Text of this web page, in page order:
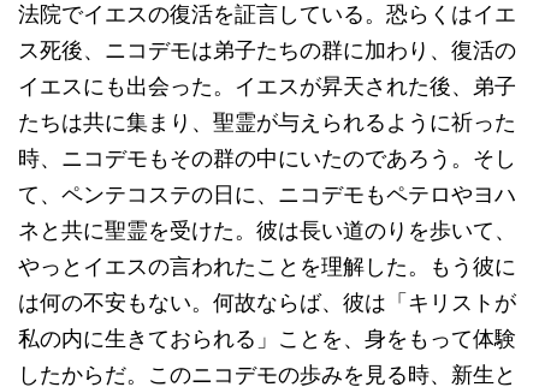
法院でイエスの復活を証言している。恐らくはイエ
ス死後、ニコデモは弟子たちの群に加わり、復活の
イエスにも出会った。イエスが昇天された後、弟子
たちは共に集まり、聖霊が与えられるように祈った
時、ニコデモもその群の中にいたのであろう。そし
て、ペンテコステの日に、ニコデモもペテロやヨハ
ネと共に聖霊を受けた。彼は長い道のりを歩いて、
やっとイエスの言われたことを理解した。もう彼に
は何の不安もない。何故ならば、彼は「キリストが
私の内に生きておられる」ことを、身をもって体験
したからだ。このニコデモの歩みを見る時、新生と